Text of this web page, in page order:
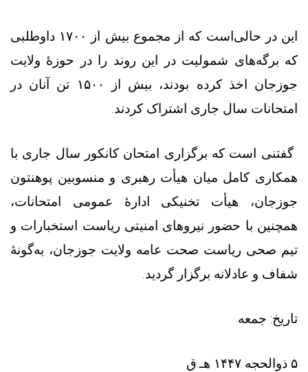
این در حالی‌است که از مجموع بیش از ۱۷۰۰ داوطلبی
که برگه‌های شمولیت در این روند را در حوزهٔ ولایت
جوزجان اخذ کرده بودند، بیش از ۱۵۰۰ تن آنان در
امتحانات سال جاری اشتراک کردند.
گفتنی است که برگزاری امتحان کانکور سال جاری با
همکاری کامل میان هیأت رهبری و منسوبین پوهنتون
جوزجان، هیأت تخنیکی ادارهٔ عمومی امتحانات،
همچنین با حضور نیروهای امنیتی ریاست استخبارات و
تیم صحی ریاست صحت عامه ولایت جوزجان، به‌گونهٔ
شفاف و عادلانه برگزار گردید.
تاریخ: جمعه
۵ ذوالحجه ۱۴۴۷ هـ.ق